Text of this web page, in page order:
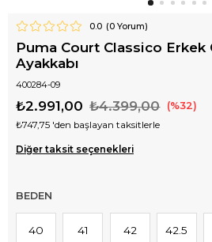
0.0 (0Yorum)
Puma Court Classico Erkek
Ayakkabı
400284-09
₺4.399,00
₺2.991,00 32
₺747,75 'den başlayan taksitlerle
Diğer taksit seçenekleri
BEDEN
40 41 42 42.5